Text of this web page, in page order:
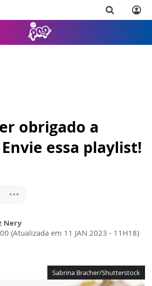
obrigado a
essa playlist!
Nery
(Atualizada em 11 JAN 2023 - 11H18)
Sabrina Bracher/Shutterstock